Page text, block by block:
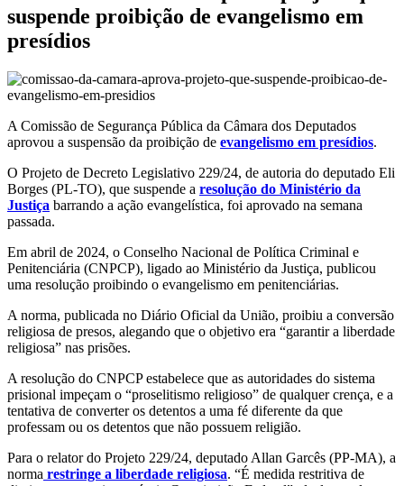
suspende proibição de evangelismo em
presídios
A Comissão de Segurança Pública da Câmara dos Deputados
aprovou a suspensão da proibição de evangelismo em presídios.
O Projeto de Decreto Legislativo 229/24, de autoria do deputado Eli
Borges (PL-TO), que suspende a resolução do Ministério da
Justiça barrando a ação evangelística, foi aprovado na semana
passada.
Em abril de 2024, o Conselho Nacional de Política Criminal e
Penitenciária (CNPCP), ligado ao Ministério da Justiça, publicou
uma resolução proibindo o evangelismo em penitenciárias.
A norma, publicada no Diário Oficial da União, proibiu a conversão
religiosa de presos, alegando que o objetivo era “garantir a liberdade
religiosa” nas prisões.
A resolução do CNPCP estabelece que as autoridades do sistema
prisional impeçam o “proselitismo religioso” de qualquer crença, e a
tentativa de converter os detentos a uma fé diferente da que
professam ou os detentos que não possuem religião.
Para o relator do Projeto 229/24, deputado Allan Garcês (PP-MA), a
norma restringe a liberdade religiosa. “É medida restritiva de